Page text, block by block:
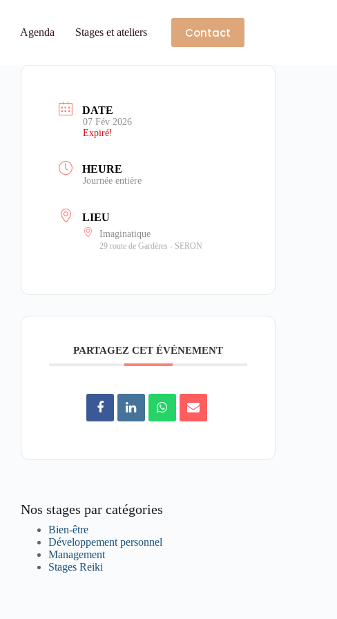
Agenda Stages et ateliers Contact
DATE
07 Fév 2026
Expiré!
HEURE
Journée entière
LIEU
Imaginatique
29 route de Gardères - SERON
PARTAGEZ CET ÉVÉNEMENT
Nos stages par catégories
Bien-être
Développement personnel
Management
Stages Reiki